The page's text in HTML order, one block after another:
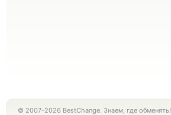
© 2007-2026 BestChange. Знаем, где обменять!